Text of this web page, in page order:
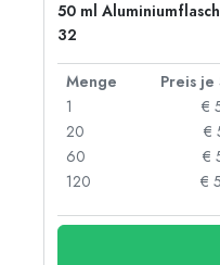
50 ml
32
Menge
1
€
20
€
60
€
120
€